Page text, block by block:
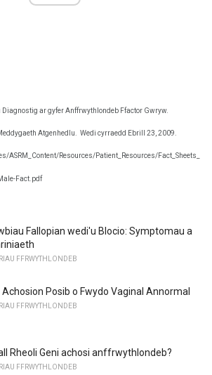
Diagnostig ar gyfer Anffrwythlondeb Ffactor Gwryw.
Atgenhedlu. Wedi cyrraedd Ebrill 23, 2009.
ASRM_Content/Resources/Patient_Resources/Fact_Sheets_
Fact.pdf
Fallopian wedi'u Blocio: Symptomau a
FFRWYTHLONDEB
Achosion Posib o Fwydo Vaginal Annormal
FFRWYTHLONDEB
Rheoli Geni achosi anffrwythlondeb?
FFRWYTHLONDEB